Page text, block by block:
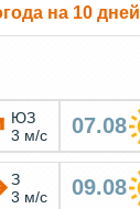
на 10 дней
ЮЗ
3 м/с
07.08
З
3 м/с
09.08